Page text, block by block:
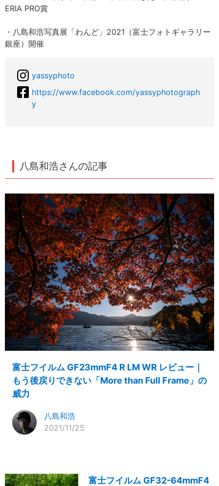
ERIA PRO賞
・八島和浩写真展「わんど」2021（富士フォトギャラリー
銀座）開催
yassyphoto
https://www.facebook.com/yassyphotograph
y
八島和浩さんの記事
富士フイルム GF23mmF4 R LM WR レビュー｜
もう後戻りできない「More than Full Frame」の
威力
八島和浩
2021/11/25
富士フイルム GF32-64mmF4